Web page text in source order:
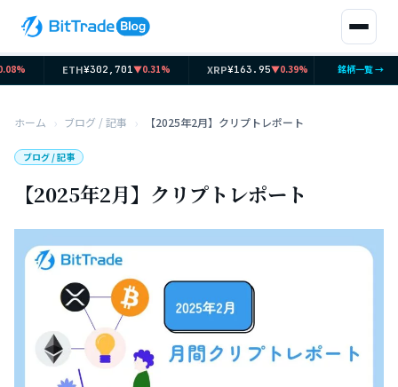
ETH¥302,701▼0.31% XRP¥163.95 ▼0.39% SOL¥11,865
銘柄一覧 →
ホーム ブログ / 記事 【2025年2月】クリプトレポート
ブログ / 記事
【2025年2月】クリプトレポート